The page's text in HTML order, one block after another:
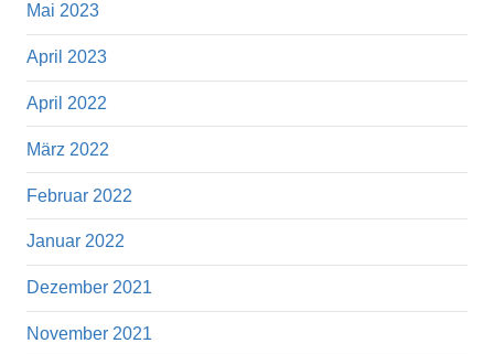
Mai 2023
April 2023
April 2022
März 2022
Februar 2022
Januar 2022
Dezember 2021
November 2021